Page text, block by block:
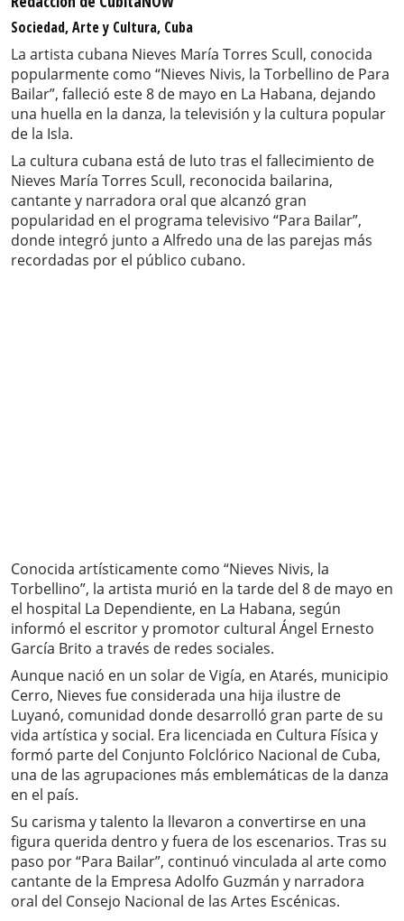
Sociedad, Arte y Cultura, Cuba
La artista cubana Nieves María Torres Scull, conocida
popularmente como “Nieves Nivis, la Torbellino de Para
Bailar”, falleció este 8 de mayo en La Habana, dejando
una huella en la danza, la televisión y la cultura popular
de la Isla.
La cultura cubana está de luto tras el fallecimiento de
Nieves María Torres Scull, reconocida bailarina,
cantante y narradora oral que alcanzó gran
popularidad en el programa televisivo “Para Bailar”,
donde integró junto a Alfredo una de las parejas más
recordadas por el público cubano.
Conocida artísticamente como “Nieves Nivis, la
Torbellino”, la artista murió en la tarde del 8 de mayo en
el hospital La Dependiente, en La Habana, según
informó el escritor y promotor cultural Ángel Ernesto
García Brito a través de redes sociales.
Aunque nació en un solar de Vigía, en Atarés, municipio
Cerro, Nieves fue considerada una hija ilustre de
Luyanó, comunidad donde desarrolló gran parte de su
vida artística y social. Era licenciada en Cultura Física y
formó parte del Conjunto Folclórico Nacional de Cuba,
una de las agrupaciones más emblemáticas de la danza
en el país.
Su carisma y talento la llevaron a convertirse en una
figura querida dentro y fuera de los escenarios. Tras su
paso por “Para Bailar”, continuó vinculada al arte como
cantante de la Empresa Adolfo Guzmán y narradora
oral del Consejo Nacional de las Artes Escénicas.